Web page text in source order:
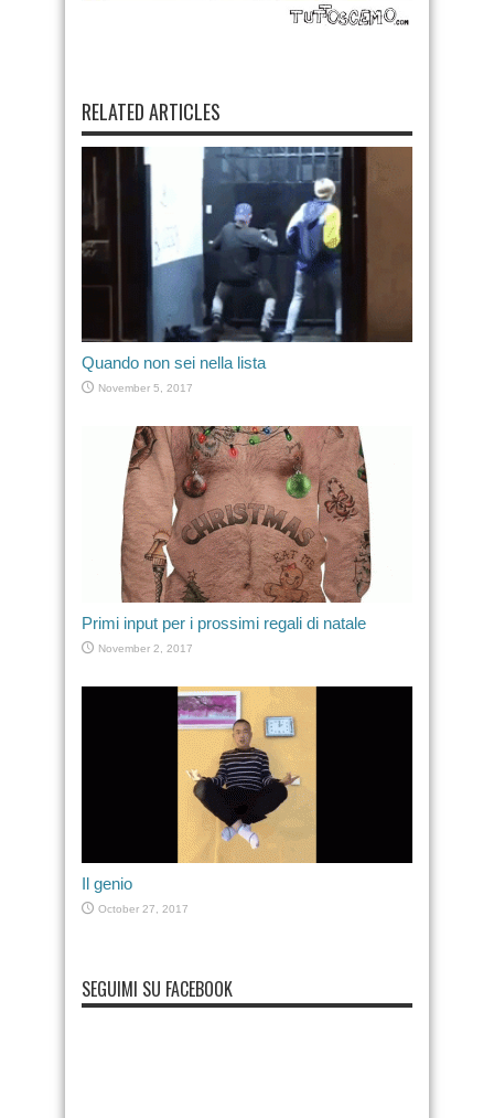
RELATED ARTICLES
Quando non sei nella lista
November 5, 2017
Primi input per i prossimi regali di natale
November 2, 2017
Il genio
October 27, 2017
SEGUIMI SU FACEBOOK